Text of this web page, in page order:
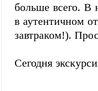
больше всего. В
в аутентичном
завтраком!).
Сегодня